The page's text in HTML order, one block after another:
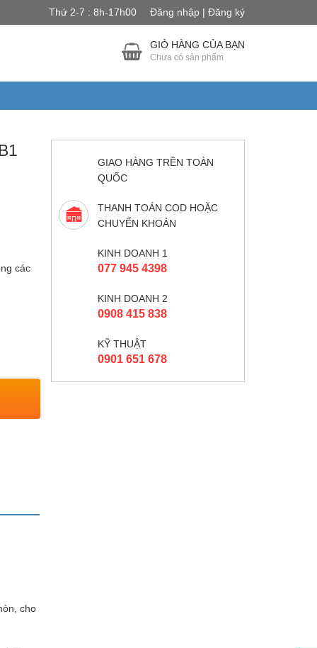
Thứ 2-7 : 8h-17h00 Đăng nhập | Đăng ký
GIỎ HÀNG CỦA BẠN
Chưa có sản phẩm
các
cho
GIAO HÀNG TRÊN TOÀN
QUỐC
THANH TOÁN COD HOẶC
CHUYỂN KHOẢN
KINH DOANH 1
077 945 4398
KINH DOANH 2
0908 415 838
KỸ THUẬT
0901 651 678